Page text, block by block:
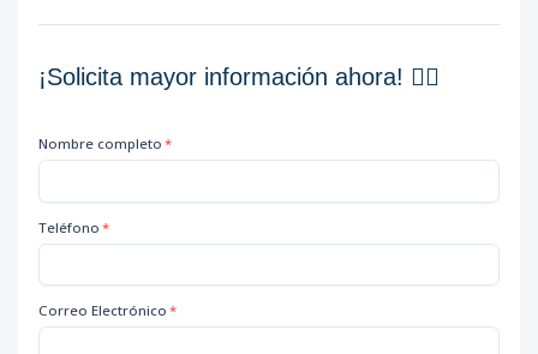
¡Solicita mayor información ahora! 👇🏽
Nombre completo *
Teléfono *
Correo Electrónico *